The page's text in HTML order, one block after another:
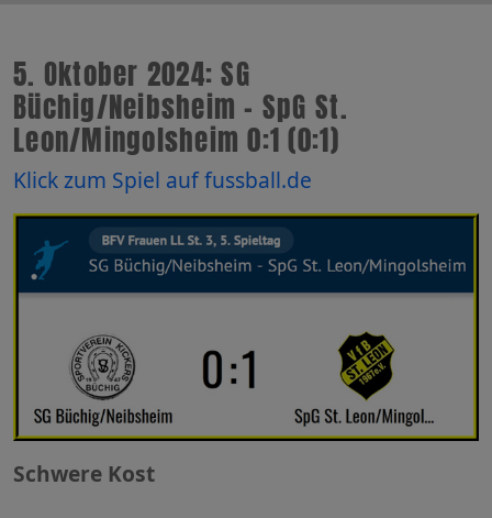
5. Oktober 2024: SG
Büchig/Neibsheim - SpG St.
Leon/Mingolsheim 0:1 (0:1)
Klick zum Spiel auf fussball.de
Schwere Kost